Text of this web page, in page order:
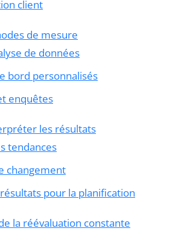
client
de mesure
de données
bord personnalisés
enquêtes
les résultats
tendances
changement
pour la planification
la réévaluation constante